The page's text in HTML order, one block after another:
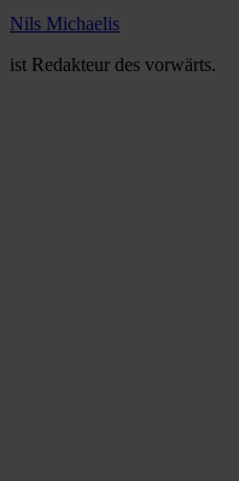
Nils Michaelis
ist Redakteur des vorwärts.